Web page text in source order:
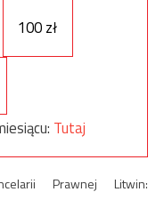
100 zł
Tutaj
Prawnej Litwin: